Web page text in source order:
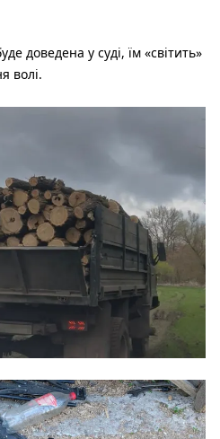
доведена у суді, їм «світить»
волі.